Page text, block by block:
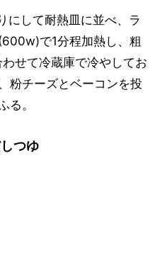
にして耐熱皿に並べ、ラ
で1分程加熱し、粗
せて冷蔵庫で冷やしてお
粉チーズとベーコンを投
る。
つゆ